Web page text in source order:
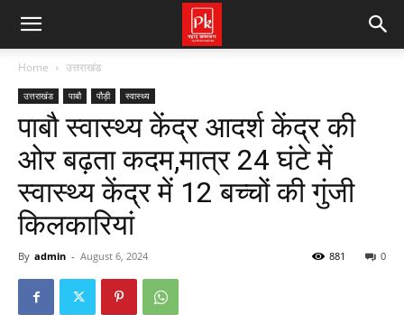
Home उत्तराखंड
उत्तराखंड पाबौ पौड़ी स्वास्थ्य
पाबौ स्वास्थ्य केंद्र आदर्श केंद्र की
ओर बढ़ता कदम,मात्र 24 घंटे में
स्वास्थ्य केंद्र में 12 बच्चों की गुंजी
किलकारियां
By admin - August 6, 2024 0
881